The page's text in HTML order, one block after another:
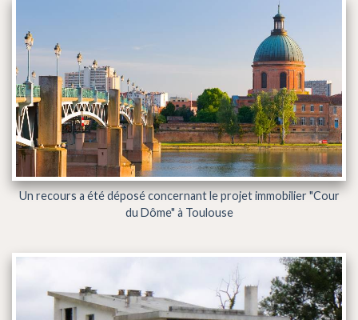
Un recours a été déposé concernant le projet immobilier "Cour
du Dôme" à Toulouse